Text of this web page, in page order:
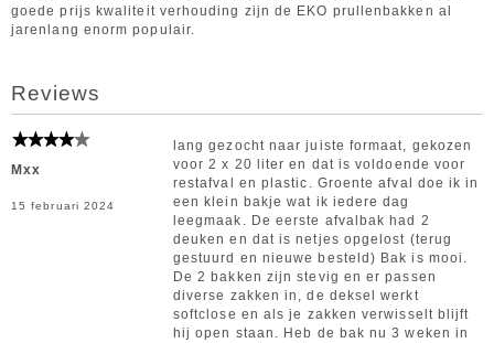
goede prijs kwaliteit verhouding zijn de EKO prullenbakken al
jarenlang enorm populair.
Reviews
Mxx
15 februari 2024
lang gezocht naar juiste formaat, gekozen
voor 2 x 20 liter en dat is voldoende voor
restafval en plastic. Groente afval doe ik in
een klein bakje wat ik iedere dag
leegmaak. De eerste afvalbak had 2
deuken en dat is netjes opgelost (terug
gestuurd en nieuwe besteld) Bak is mooi.
De 2 bakken zijn stevig en er passen
diverse zakken in, de deksel werkt
softclose en als je zakken verwisselt blijft
hij open staan. Heb de bak nu 3 weken in